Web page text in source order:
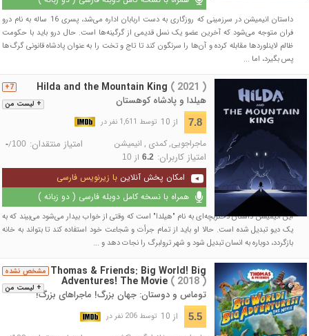
داستان انیمیشن در سرزمینی که روزگاری به دست اربابان اداره می‌شد، پسری 16 ساله به نام درو
فران متوجه می‌شود که آخرین عضو یک نسل قدیمی از گرگینه‌ها است. حال درو باید با حکومت
ظالم لاینلوردها مقابله کرده و آن‌ها را سرنگون کند تا تاج‌ و تخت را به عنوان پادشاه قانونی گرگ‌ها
پس بگیرد، اما ...
+ لیست من
7+ Hilda and the Mountain King ( 2021 )
هیلدا و پادشاه کوهستان
7.8 از 10 توسط 1,611 نفر در
ماجراجویی,کمدی , انیمیشن امتیاز منتقدان: -/100
امتیاز کاربران: 6.2از 10
امکان پخش آنلاین با زیرنویس فارسی
همراه با نسخه کامل دوبله فارسی ( دو زبانه )
این انیمیشن داستان دختربچه‌ای به نام "هیلدا" است که وقتی از خواب بیدار می‌شود می‌بیند که به
یک دیو تبدیل شده است. حالا او باید از تمام جرأت و شجاعت خود استفاده کند تا بتواند به خانه
بازگردد، دوباره به انسان تبدیل شود و شهر ترولبرگ را نجات دهد و ...
+ لیست من
مشخص نشده Thomas & Friends: Big World! Big
Adventures! The Movie ( 2018 )
توماس و دوستان: جهان بزرگ! ماجراهای بزرگ!
5.5 از 10 توسط 206 نفر در